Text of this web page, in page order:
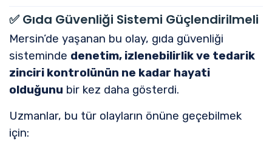
✅ Gıda Güvenliği Sistemi Güçlendirilmeli
Mersin’de yaşanan bu olay, gıda güvenliği
sisteminde denetim, izlenebilirlik ve tedarik
zinciri kontrolünün ne kadar hayati
olduğunu bir kez daha gösterdi.
Uzmanlar, bu tür olayların önüne geçebilmek
için: